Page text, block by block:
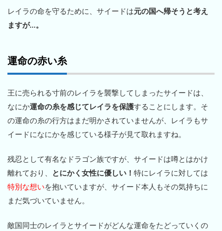
レイラの命を守るために、サイードは元の国へ帰そうと考え
ますが…。
運命の赤い糸
王に売られる寸前のレイラを襲撃してしまったサイードは、
なにか運命の糸を感じてレイラを保護することにします。そ
の運命の糸の行方はまだ明かされていませんが、レイラもサ
イードになにかを感じている様子が見て取れますね。
残忍として有名なドラゴン族ですが、サイードは噂とはかけ
離れており、
とにかく女性に優しい！ 特にレイラに対しては
特別な想いを抱いていますが、サイード本人もその気持ちに
まだ気づいていません。
敵国同士のレイラとサイードがどんな運命をたどっていくの